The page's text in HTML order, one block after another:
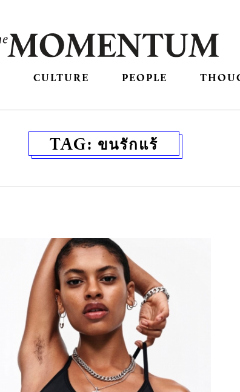
CULTURE PEOPLE
TAG: ขนรักแร้